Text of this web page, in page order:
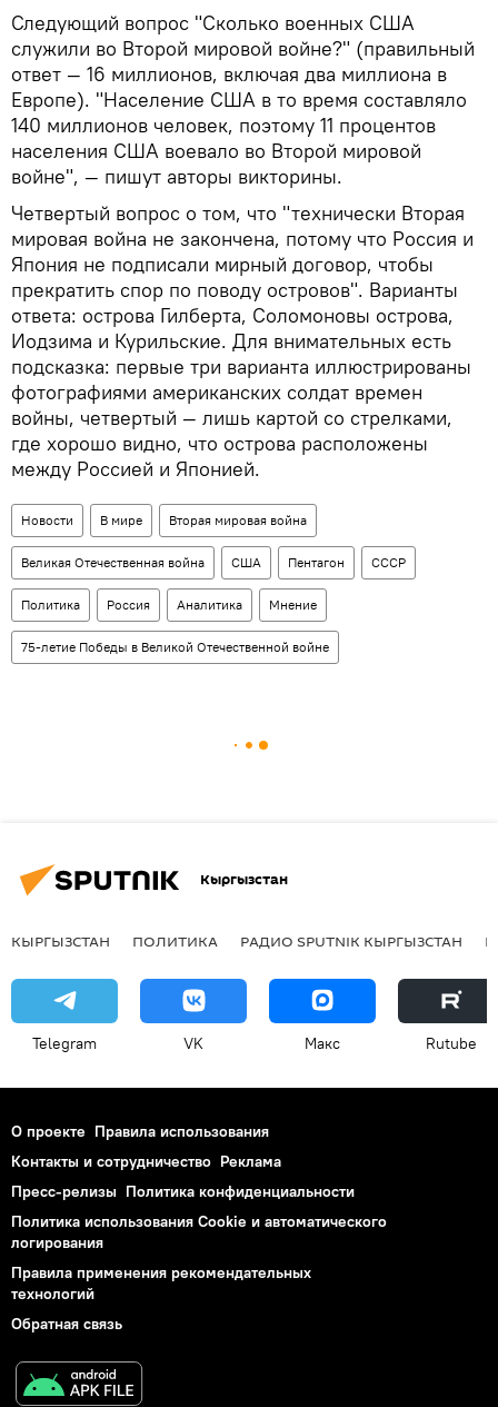
Следующий вопрос "Сколько военных США
служили во Второй мировой войне?" (правильный
ответ — 16 миллионов, включая два миллиона в
Европе). "Население США в то время составляло
140 миллионов человек, поэтому 11 процентов
населения США воевало во Второй мировой
войне", — пишут авторы викторины.
Четвертый вопрос о том, что "технически Вторая
мировая война не закончена, потому что Россия и
Япония не подписали мирный договор, чтобы
прекратить спор по поводу островов". Варианты
ответа: острова Гилберта, Соломоновы острова,
Иодзима и Курильские. Для внимательных есть
подсказка: первые три варианта иллюстрированы
фотографиями американских солдат времен
войны, четвертый — лишь картой со стрелками,
где хорошо видно, что острова расположены
между Россией и Японией.
Новости В мире Вторая мировая война
Великая Отечественная война США Пентагон СССР
Политика Россия Аналитика Мнение
75-летие Победы в Великой Отечественной войне
Кыргызстан
КЫРГЫЗСТАН ПОЛИТИКА РАДИО SPUTNIK КЫРГЫЗСТАН
Telegram VK Макс Rutube
О проекте Правила использования
Контакты и сотрудничество Реклама
Пресс-релизы Политика конфиденциальности
Политика использования Cookie и автоматического
логирования
Правила применения рекомендательных
технологий
Обратная связь